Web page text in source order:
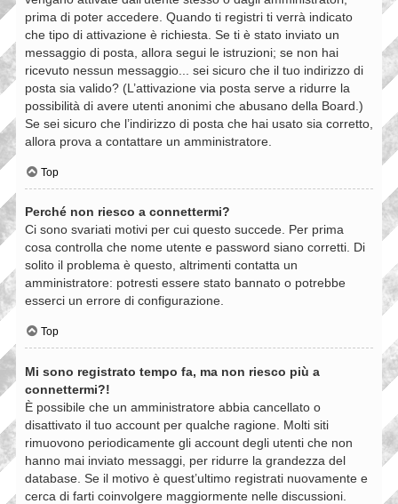
prima di poter accedere. Quando ti registri ti verrà indicato
che tipo di attivazione è richiesta. Se ti è stato inviato un
messaggio di posta, allora segui le istruzioni; se non hai
ricevuto nessun messaggio... sei sicuro che il tuo indirizzo di
posta sia valido? (L’attivazione via posta serve a ridurre la
possibilità di avere utenti anonimi che abusano della Board.)
Se sei sicuro che l’indirizzo di posta che hai usato sia corretto,
allora prova a contattare un amministratore.
Top
Perché non riesco a connettermi?
Ci sono svariati motivi per cui questo succede. Per prima
cosa controlla che nome utente e password siano corretti. Di
solito il problema è questo, altrimenti contatta un
amministratore: potresti essere stato bannato o potrebbe
esserci un errore di configurazione.
Top
Mi sono registrato tempo fa, ma non riesco più a
connettermi?!
È possibile che un amministratore abbia cancellato o
disattivato il tuo account per qualche ragione. Molti siti
rimuovono periodicamente gli account degli utenti che non
hanno mai inviato messaggi, per ridurre la grandezza del
database. Se il motivo è quest’ultimo registrati nuovamente e
cerca di farti coinvolgere maggiormente nelle discussioni.